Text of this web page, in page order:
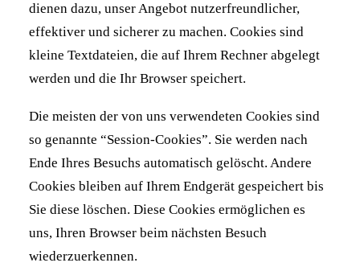
dienen dazu, unser Angebot nutzerfreundlicher,
effektiver und sicherer zu machen. Cookies sind
kleine Textdateien, die auf Ihrem Rechner abgelegt
werden und die Ihr Browser speichert.
Die meisten der von uns verwendeten Cookies sind
so genannte “Session-Cookies”. Sie werden nach
Ende Ihres Besuchs automatisch gelöscht. Andere
Cookies bleiben auf Ihrem Endgerät gespeichert bis
Sie diese löschen. Diese Cookies ermöglichen es
uns, Ihren Browser beim nächsten Besuch
wiederzuerkennen.